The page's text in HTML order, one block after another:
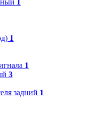
1
1
3
задний 1